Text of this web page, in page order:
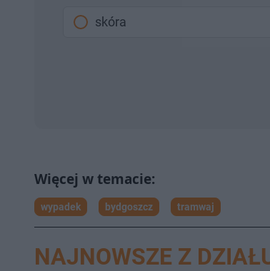
skóra
wypadek bydgoszcz tramwaj
NAJNOWSZE Z